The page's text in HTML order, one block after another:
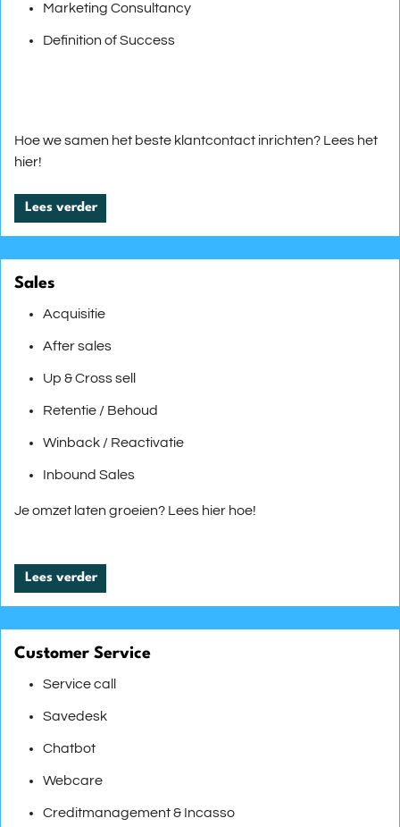
Marketing Consultancy
Definition of Success
Hoe we samen het beste klantcontact inrichten? Lees het
hier!
Lees verder
Sales
Acquisitie
After sales
Up & Cross sell
Retentie / Behoud
Winback / Reactivatie
Inbound Sales
Je omzet laten groeien? Lees hier hoe!
Lees verder
Customer Service
Service call
Savedesk
Chatbot
Webcare
Creditmanagement & Incasso